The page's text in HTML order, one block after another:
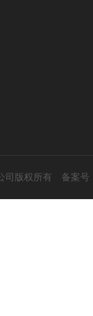
司版权所有 备案号